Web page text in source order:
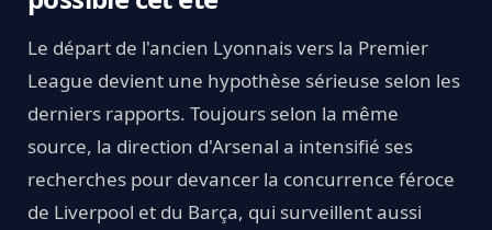
Le départ de l'ancien Lyonnais vers la Premier
League devient une hypothèse sérieuse selon les
derniers rapports. Toujours selon la même
source, la direction d'Arsenal a intensifié ses
recherches pour devancer la concurrence féroce
de Liverpool et du Barça, qui surveillent aussi